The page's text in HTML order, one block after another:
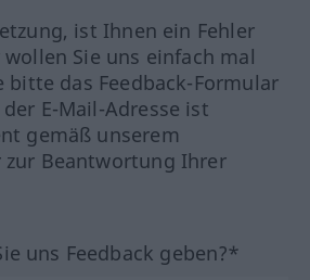
ist Ihnen ein Fehler
Sie uns einfach mal
bitte das Feedback-Formular
E-Mail-Adresse ist
gemäß unserem
zur Beantwortung Ihrer
uns Feedback geben?*